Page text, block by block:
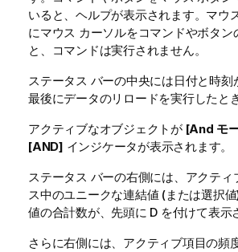
いると、ヘルプが表示されます。マウ
にマウス カーソルをコマンドやボタン
と、コマンドは実行されません。
ステータス バーの中央には日付と時刻
最後にデータのリロードを実行したと
アクティブなオブジェクトが [And モ
[AND] インジケータが表示されます。
ステータス バーの右側には、アクティ
ス中のユニークな連結値 (または選択
値の合計数が、先頭に D を付けて表示
さらに右側には、アクティブ項目の頻